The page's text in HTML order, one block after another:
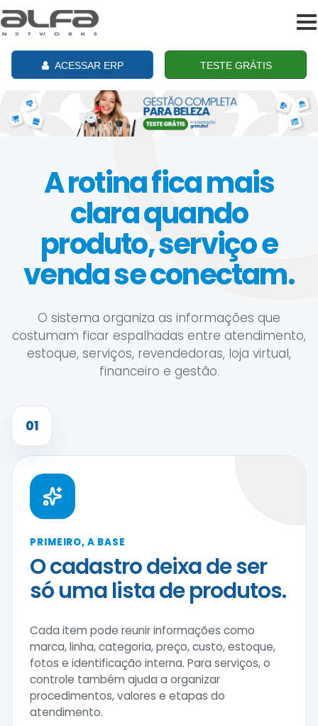
ACESSAR ERP TESTE GRÁTIS
A rotina fica mais
clara quando
produto, serviço e
venda se conectam.
O sistema organiza as informações que
costumam ficar espalhadas entre atendimento,
estoque, serviços, revendedoras, loja virtual,
financeiro e gestão.
01
PRIMEIRO, A BASE
O cadastro deixa de ser
só uma lista de produtos.
Cada item pode reunir informações como
marca, linha, categoria, preço, custo, estoque,
fotos e identificação interna. Para serviços, o
controle também ajuda a organizar
procedimentos, valores e etapas do
atendimento.